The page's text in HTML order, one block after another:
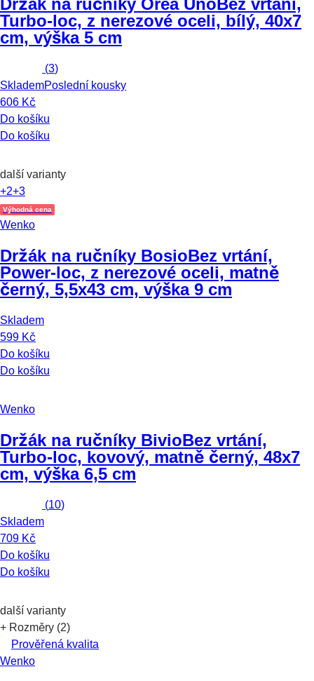
Držák na ručníky Orea Uno Bez vrtání,
Turbo-loc, z nerezové oceli, bílý, 40x7
cm, výška 5 cm
(3)
SklademPoslední kousky
606 Kč
Do košíku
Do košíku
další varianty
+2+3
Výhodná cena
Wenko
Držák na ručníky BosioBez vrtání,
Power-loc, z nerezové oceli, matně
černý, 5,5x43 cm, výška 9 cm
Skladem
599 Kč
Do košíku
Do košíku
Wenko
Držák na ručníky BivioBez vrtání,
Turbo-loc, kovový, matně černý, 48x7
cm, výška 6,5 cm
(10)
Skladem
709 Kč
Do košíku
Do košíku
další varianty
+ Rozměry (2)
Prověřená kvalita
Wenko